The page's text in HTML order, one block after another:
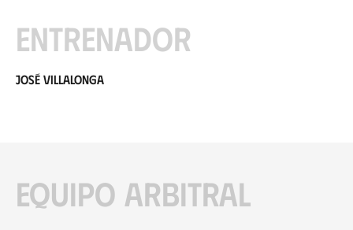
Entrenador
José Villalonga
Equipo arbitral